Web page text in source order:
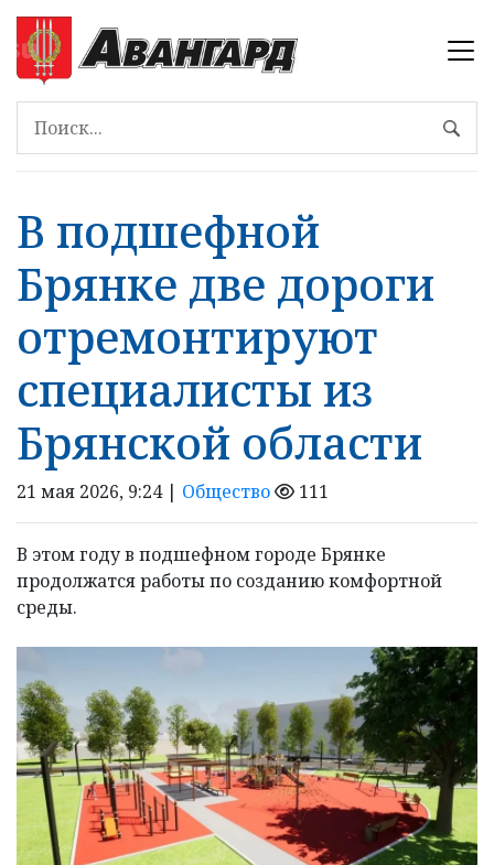
В подшефной
Брянке две дороги
отремонтируют
специалисты из
Брянской области
21 мая 2026, 9:24 | Общество 111
В этом году в подшефном городе Брянке
продолжатся работы по созданию комфортной
среды.